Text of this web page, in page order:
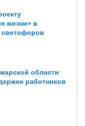
жизни» в
светофоров
области
работников